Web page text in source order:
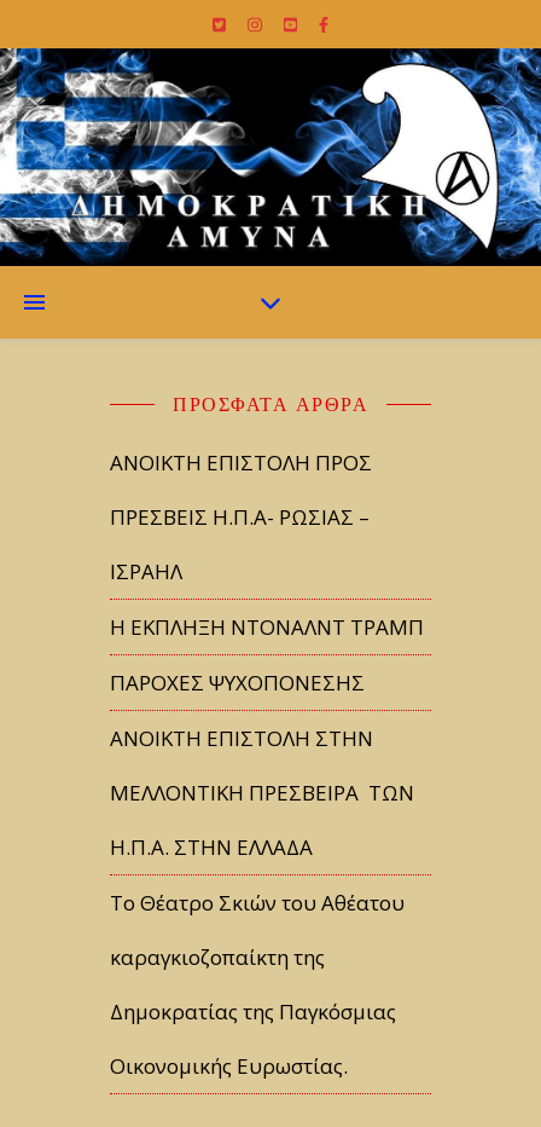
ΠΡΌΣΦΑΤΑ ΆΡΘΡΑ
ΑΝΟΙΚΤΗ ΕΠΙΣΤΟΛΗ ΠΡΟΣ
ΠΡΕΣΒΕΙΣ Η.Π.Α- ΡΩΣΙΑΣ –
ΙΣΡΑΗΛ
Η ΕΚΠΛΗΞΗ ΝΤΟΝΑΛΝΤ ΤΡΑΜΠ
ΠΑΡΟΧΕΣ ΨΥΧΟΠΟΝΕΣΗΣ
ΑΝΟΙΚΤΗ ΕΠΙΣΤΟΛΗ ΣΤΗΝ
ΜΕΛΛΟΝΤΙΚΗ ΠΡΕΣΒΕΙΡΑ ΤΩΝ
Η.Π.Α. ΣΤΗΝ ΕΛΛΑΔΑ
Tο Θέατρο Σκιών του Αθέατου
καραγκιοζοπαίκτη της
Δημοκρατίας της Παγκόσμιας
Οικονομικής Ευρωστίας.